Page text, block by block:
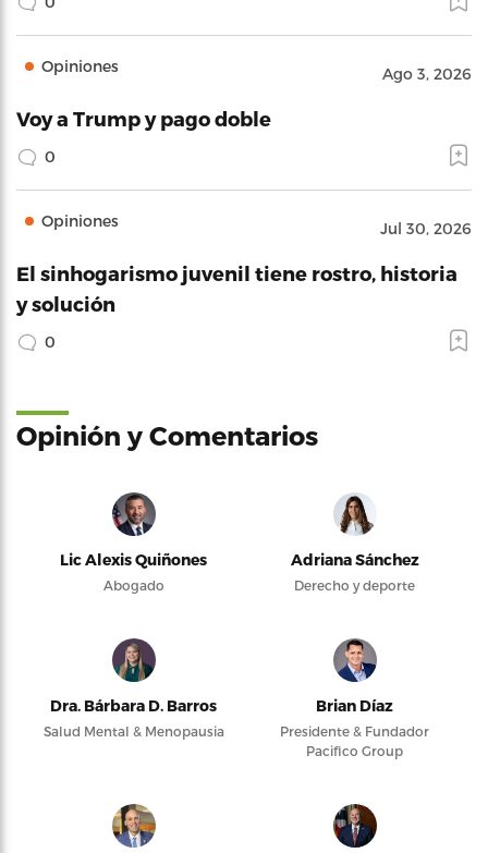
Opiniones Ago 3, 2026
Voy a Trump y pago doble
0
Opiniones Jul 30, 2026
El sinhogarismo juvenil tiene rostro, historia
y solución
0
Opinión y Comentarios
Lic Alexis Quiñones
Abogado
Adriana Sánchez
Derecho y deporte
Dra. Bárbara D. Barros
Salud Mental & Menopausia
Brian Díaz
Presidente & Fundador
Pacifico Group